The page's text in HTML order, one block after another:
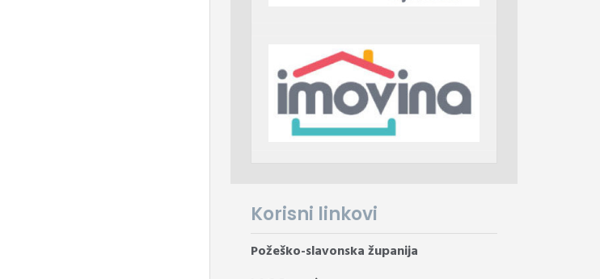
Korisni linkovi
Požeško-slavonska županija